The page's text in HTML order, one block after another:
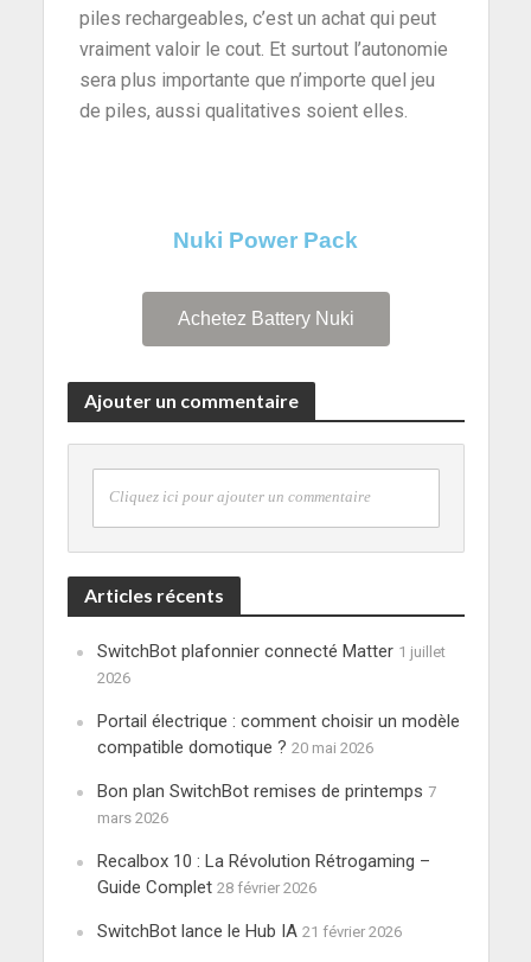
piles rechargeables, c’est un achat qui peut
vraiment valoir le cout. Et surtout l’autonomie
sera plus importante que n’importe quel jeu
de piles, aussi qualitatives soient elles.
Nuki Power Pack
Achetez Battery Nuki
Ajouter un commentaire
Cliquez ici pour ajouter un commentaire
Articles récents
SwitchBot plafonnier connecté Matter 1 juillet
2026
Portail électrique : comment choisir un modèle
compatible domotique ? 20 mai 2026
Bon plan SwitchBot remises de printemps 7
mars 2026
Recalbox 10 : La Révolution Rétrogaming –
Guide Complet 28 février 2026
SwitchBot lance le Hub IA 21 février 2026